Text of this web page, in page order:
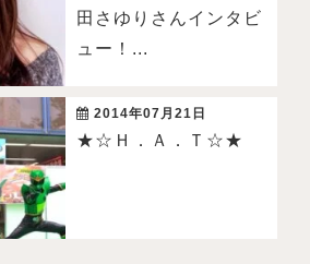
田さゆりさんインタビ
ュー！...
2014年07月21日
★☆Ｈ．Ａ．Ｔ☆★